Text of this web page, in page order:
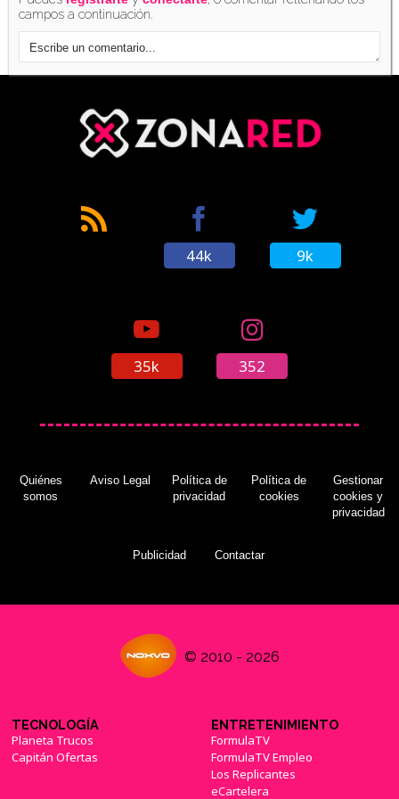
'Borderlands 2' supera ya los 12 millones de
contará con un parche de lanzamiento de 8GB
en PS4 (25/03/2015)
Gearbox ya está al corriente de los problemas
de framerate de 'Borderlands: Una colección
muy guapa' (27/03/2015)
puertas (16/04/2015)
El creador y director de 'Borderlands'
Blind Squirrel Games nos mostrará una
sorpresa esta tarde
(05/03/2019)
campos a continuación.
44k 9k
35k 352
Quiénes
somos
Aviso Legal
Política de
privacidad
Política de
cookies
Gestionar
cookies y
privacidad
Publicidad Contactar
© 2010 - 2026
TECNOLOGÍA
Planeta Trucos
Capitán Ofertas
ENTRETENIMIENTO
FormulaTV
FormulaTV Empleo
Los Replicantes
eCartelera